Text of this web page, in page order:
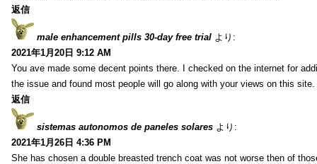
返信
male enhancement pills 30-day free trial より:
2021年1月20日 9:12 AM
You ave made some decent points there. I checked on the internet for
the issue and found most people will go along with your views on this site.
返信
sistemas autonomos de paneles solares より:
2021年1月26日 4:36 PM
She has chosen a double breasted trench coat was not worse then of